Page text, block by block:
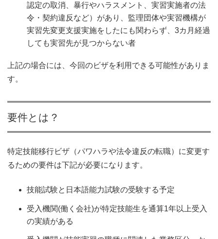
認定の取消、暴行やハラスメント、実習実施者の法
令・契約違反など）があり、監理団体や実習機構が
実習先変更支援実施をしたにも関わらず、3カ月経過
しても実習先が見つからない者
上記の場合には、今回のビザを利用できる可能性がありま
す。
要件とは？
特定技能移行ビザ（パワハラや法令違反の転職）に変更す
るための要件は下記が必要になります。
技能試験と日本語能力試験の受験する予定
受入機関(働く会社)が特定技能生を通算1年以上受入
の実績がある